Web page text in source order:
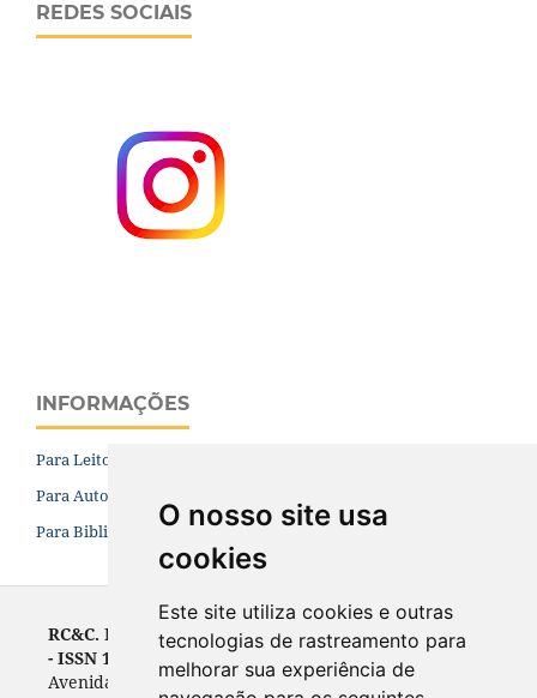
O nosso site usa
cookies
Este site utiliza cookies e outras
tecnologias de rastreamento para
melhorar sua experiência de
REDES SOCIAIS
INFORMAÇÕES
Para Leitores
Para Autores
Para Bibliotecários
RC&C. Revista de Contabilidade e Controladoria
- ISSN 1984-6266
Avenida Prefeito Lothário Meissner, 632 - Campus III